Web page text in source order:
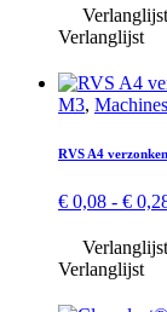
Verlanglijst
Verlanglijst
M3,
RVS A4
€ 0,08 - €
Verlanglijst
Verlanglijst